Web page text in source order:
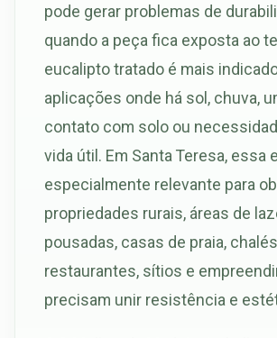
pode gerar problemas de
quando a peça fica exposta ao
eucalipto tratado é mais
aplicações onde há sol, chuva,
contato com solo ou
vida útil. Em Santa Teresa, essa
especialmente relevante para
propriedades rurais, áreas de
pousadas, casas de praia,
restaurantes, sítios e
precisam unir resistência e